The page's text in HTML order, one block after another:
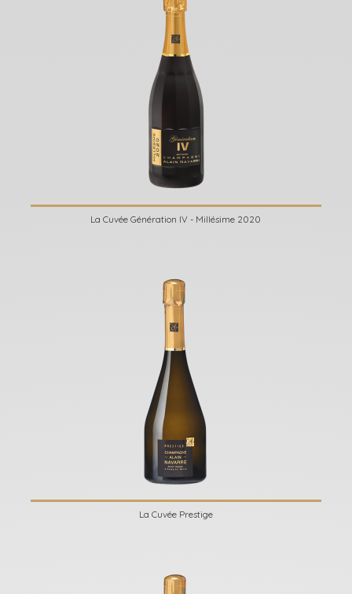
La Cuvée Génération IV - Millésime 2020
La Cuvée Prestige